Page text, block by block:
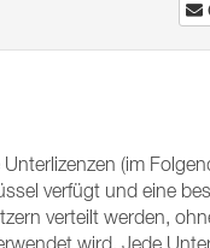
(im
verfügt und eine
verteilt werden,
wird. Jede